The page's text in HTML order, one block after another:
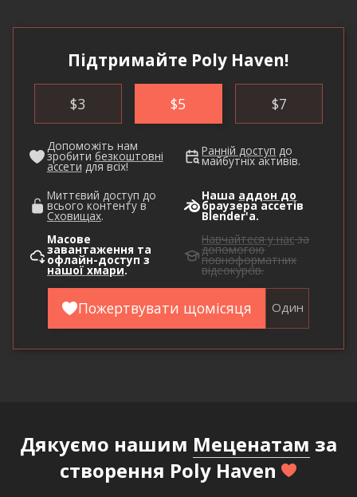
Підтримайте Poly Haven!
$3 $5 $7
Допоможіть нам
зробити безкоштовні
ассети для всіх!
Ранній доступ до
майбутніх активів.
Миттєвий доступ до
всього контенту в
Сховищах.
Наша аддон до
браузера ассетів
Blender'а.
Масове
завантаження та
офлайн-доступ з
нашої хмари.
Навчайтеся у насза
допомогою
повноформатних
відеокурсів.
Пожертвувати щомісяця Один
Дякуємо нашим Меценатам за
створення Poly Haven